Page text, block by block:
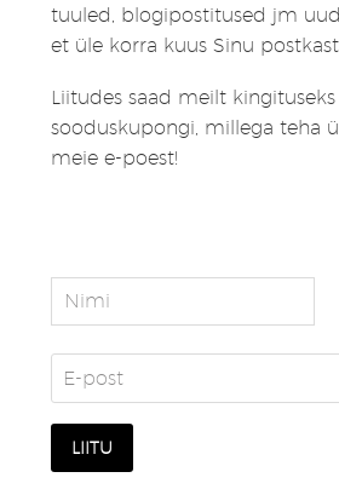
tuuled, blogipostitused jm
et üle korra kuus Sinu
Liitudes saad meilt kingituseks
sooduskupongi, millega teha
meie e-poest!